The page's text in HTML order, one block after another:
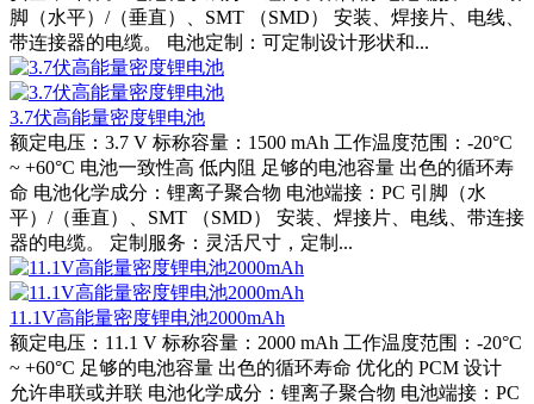
脚（水平）/（垂直）、SMT （SMD） 安装、焊接片、电线、
带连接器的电缆。 电池定制：可定制设计形状和...
3.7伏高能量密度锂电池
额定电压：3.7 V 标称容量：1500 mAh 工作温度范围：-20°C
~ +60°C 电池一致性高 低内阻 足够的电池容量 出色的循环寿
命 电池化学成分：锂离子聚合物 电池端接：PC 引脚（水
平）/（垂直）、SMT （SMD） 安装、焊接片、电线、带连接
器的电缆。 定制服务：灵活尺寸，定制...
11.1V高能量密度锂电池2000mAh
额定电压：11.1 V 标称容量：2000 mAh 工作温度范围：-20°C
~ +60°C 足够的电池容量 出色的循环寿命 优化的 PCM 设计
允许串联或并联 电池化学成分：锂离子聚合物 电池端接：PC